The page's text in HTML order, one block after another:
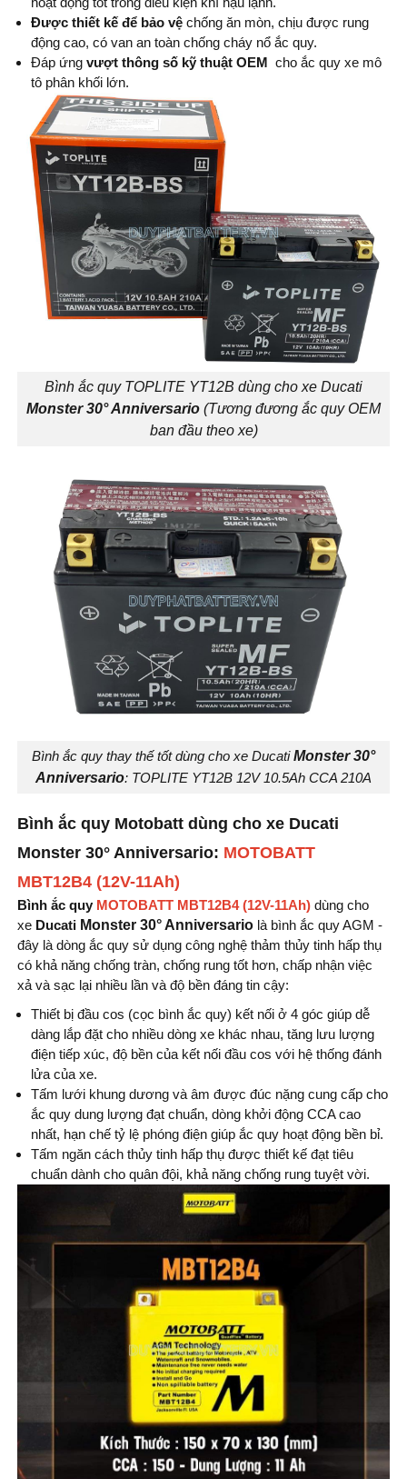
Được thiết kế để bảo vệ chống ăn mòn, chịu được rung
động cao, có van an toàn chống cháy nổ ắc quy.
Đáp ứng vượt thông số kỹ thuật OEM cho ắc quy xe mô
tô phân khối lớn.
Bình ắc quy TOPLITE YT12B dùng cho xe Ducati
Monster 30° Anniversario (Tương đương ắc quy OEM
ban đầu theo xe)
Bình ắc quy thay thế tốt dùng cho xe DucatiMonster 30°
Anniversario: TOPLITE YT12B 12V 10.5Ah CCA 210A
Bình ắc quy Motobatt dùng cho xe Ducati
Monster 30° Anniversario: MOTOBATT
MBT12B4 (12V-11Ah)
Bình ắc quy MOTOBATT MBT12B4 (12V-11Ah) dùng cho
xe Ducati Monster 30° Anniversario là bình ắc quy AGM -
đây là dòng ắc quy sử dụng công nghệ thảm thủy tinh hấp thụ
có khả năng chống tràn, chống rung tốt hơn, chấp nhận việc
xả và sạc lại nhiều lần và độ bền đáng tin cậy:
Thiết bị đầu cos (cọc bình ắc quy) kết nối ở 4 góc giúp dễ
dàng lắp đặt cho nhiều dòng xe khác nhau, tăng lưu lượng
điện tiếp xúc, độ bền của kết nối đầu cos với hệ thống đánh
lửa của xe.
Tấm lưới khung dương và âm được đúc nặng cung cấp cho
ắc quy dung lượng đạt chuẩn, dòng khởi động CCA cao
nhất, hạn chế tỷ lệ phóng điện giúp ắc quy hoạt động bền bỉ.
Tấm ngăn cách thủy tinh hấp thụ được thiết kế đạt tiêu
chuẩn dành cho quân đội, khả năng chống rung tuyệt vời.